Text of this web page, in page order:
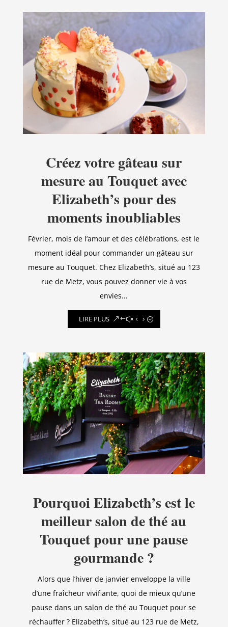
Créez votre gâteau sur
mesure au Touquet avec
Elizabeth’s pour des
moments inoubliables
Février, mois de l’amour et des célébrations, est le
moment idéal pour commander un gâteau sur
mesure au Touquet. Chez Elizabeth’s, situé au 123
rue de Metz, vous pouvez donner vie à vos
envies...
LIRE PLUS
Pourquoi Elizabeth’s est le
meilleur salon de thé au
Touquet pour une pause
gourmande ?
Alors que l’hiver de janvier enveloppe la ville
d’une fraîcheur vivifiante, quoi de mieux qu’une
pause dans un salon de thé au Touquet pour se
réchauffer ? Elizabeth’s, situé au 123 rue de Metz,